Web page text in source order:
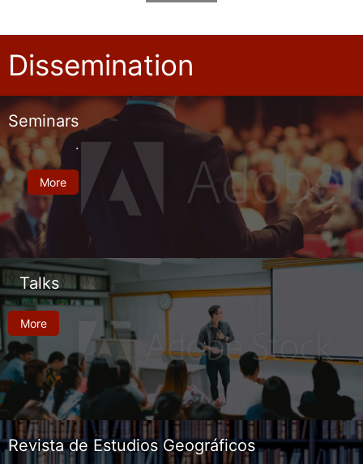
Dissemination
Seminars
.
More
Talks
More
Revista de Estudios Geográficos